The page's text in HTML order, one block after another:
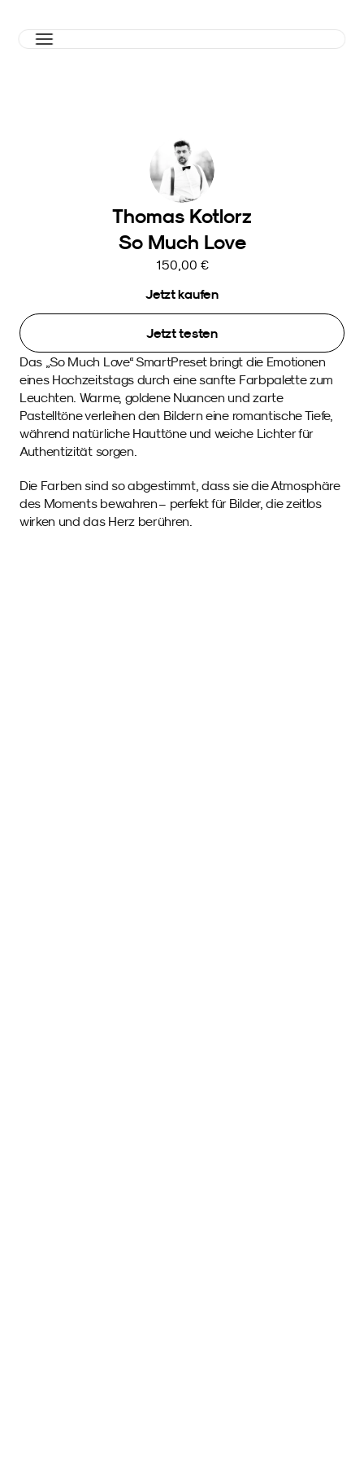
Thomas Kotlorz
So Much Love
150,00 €
Jetzt kaufen
Jetzt testen
Das „So Much Love“ SmartPreset bringt die Emotionen
eines Hochzeitstags durch eine sanfte Farbpalette zum
Leuchten. Warme, goldene Nuancen und zarte
Pastelltöne verleihen den Bildern eine romantische Tiefe,
während natürliche Hauttöne und weiche Lichter für
Authentizität sorgen.
Die Farben sind so abgestimmt, dass sie die Atmosphäre
des Moments bewahren – perfekt für Bilder, die zeitlos
wirken und das Herz berühren.